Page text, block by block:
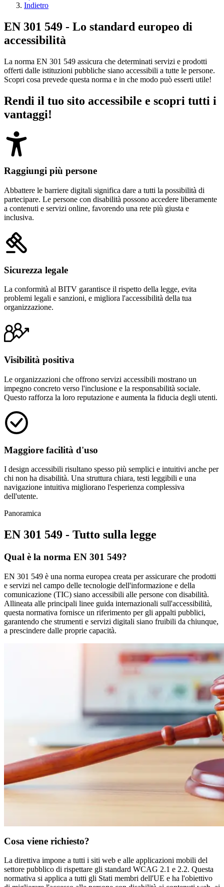
Indietro
EN 301 549 - Lo standard europeo di
accessibilità
La norma EN 301 549 assicura che determinati servizi e prodotti
offerti dalle istituzioni pubbliche siano accessibili a tutte le persone.
Scopri cosa prevede questa norma e in che modo può esserti utile!
Rendi il tuo sito accessibile e scopri tutti i
vantaggi!
Raggiungi più persone
Abbattere le barriere digitali significa dare a tutti la possibilità di
partecipare. Le persone con disabilità possono accedere liberamente
a contenuti e servizi online, favorendo una rete più giusta e
inclusiva.
Sicurezza legale
La conformità al BITV garantisce il rispetto della legge, evita
problemi legali e sanzioni, e migliora l'accessibilità della tua
organizzazione.
Visibilità positiva
Le organizzazioni che offrono servizi accessibili mostrano un
impegno concreto verso l'inclusione e la responsabilità sociale.
Questo rafforza la loro reputazione e aumenta la fiducia degli utenti.
Maggiore facilità d'uso
I design accessibili risultano spesso più semplici e intuitivi anche per
chi non ha disabilità. Una struttura chiara, testi leggibili e una
navigazione intuitiva migliorano l'esperienza complessiva
dell'utente.
Panoramica
EN 301 549 - Tutto sulla legge
Qual è la norma EN 301 549?
EN 301 549 è una norma europea creata per assicurare che prodotti
e servizi nel campo delle tecnologie dell'informazione e della
comunicazione (TIC) siano accessibili alle persone con disabilità.
Allineata alle principali linee guida internazionali sull'accessibilità,
questa normativa fornisce un riferimento per gli appalti pubblici,
garantendo che strumenti e servizi digitali siano fruibili da chiunque,
a prescindere dalle proprie capacità.
Cosa viene richiesto?
La direttiva impone a tutti i siti web e alle applicazioni mobili del
settore pubblico di rispettare gli standard WCAG 2.1 e 2.2. Questa
normativa si applica a tutti gli Stati membri dell'UE e ha l'obiettivo